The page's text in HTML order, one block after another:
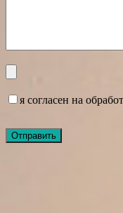
я согласен на